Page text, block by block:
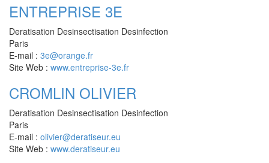
ENTREPRISE 3E
Deratisation Desinsectisation Desinfection
Paris
E-mail : 3e@orange.fr
Site Web : www.entreprise-3e.fr
CROMLIN OLIVIER
Deratisation Desinsectisation Desinfection
Paris
E-mail : olivier@deratiseur.eu
Site Web : www.deratiseur.eu